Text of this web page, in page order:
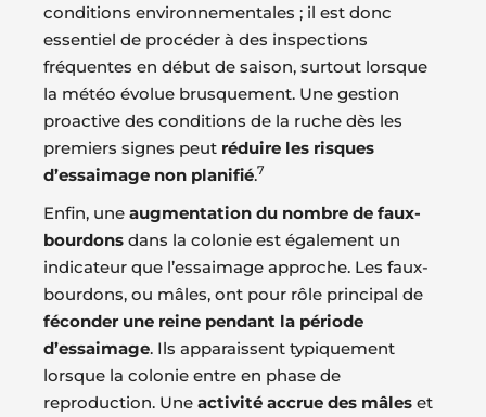
conditions environnementales ; il est donc
essentiel de procéder à des inspections
fréquentes en début de saison, surtout lorsque
la météo évolue brusquement. Une gestion
proactive des conditions de la ruche dès les
premiers signes peut réduire les risques
d’essaimage non planifié.7
Enfin, une augmentation du nombre de faux-
bourdons dans la colonie est également un
indicateur que l’essaimage approche. Les faux-
bourdons, ou mâles, ont pour rôle principal de
féconder une reine pendant la période
d’essaimage. Ils apparaissent typiquement
lorsque la colonie entre en phase de
reproduction. Une activité accrue des mâles et